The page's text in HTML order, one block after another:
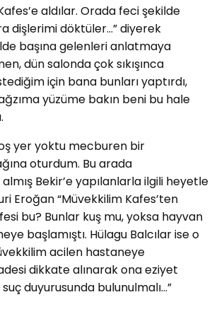
aldılar. Orada feci şekilde
dişlerimi döktüler…” diyerek
başına gelenleri anlatmaya
dün salonda çok sıkışınca
için bana bunları yaptırdı,
yüzüme bakın beni bu hale
yer yoktu mecburen bir
oturdum. Bu arada
Bekir’e yapılanlarla ilgili heyetle
Eroğan “Müvekkilim Kafes’ten
bu? Bunlar kuş mu, yoksa hayvan
başlamıştı. Hülagu Balcılar ise o
acilen hastaneye
dikkate alınarak ona eziyet
duyurusunda bulunulmalı…”